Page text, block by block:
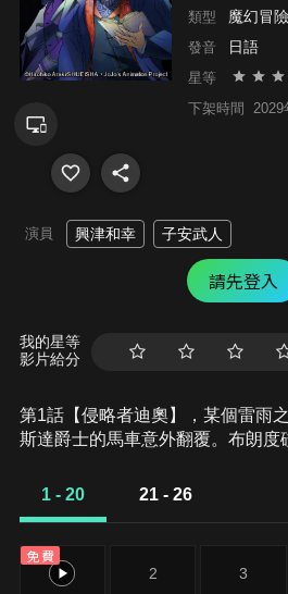
類型 魔幻冒險
發音 日語
星等
下架時間 2029
演員 興津和幸 子安武人
請先登入
我的星等
影片給分
第1話【侵略者迪奧】，某個雷雨
斯達爵士的馬車意外翻覆。布朗度
年，布朗度過世，喬斯達家收容了
迪奧相比，讓他覺得很沮喪。在那
位少女……。
1 - 20 21 - 26
免費
1 2 3